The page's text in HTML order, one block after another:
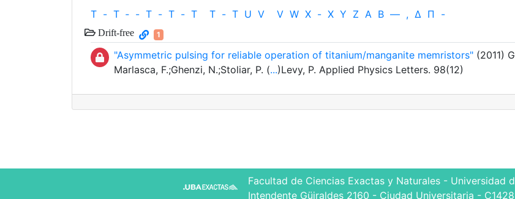
T - T ‐ - T - T - T T - T U V V W X - X Y Z Α Β — , Δ Π -
Drift-free 1
"Asymmetric pulsing for reliable operation of titanium/manganite memristors" (2011)
Marlasca, F.;Ghenzi, N.;Stoliar, P. (...)Levy, P. Applied Physics Letters. 98(12)
Facultad de Ciencias Exactas y Naturales - Universidad
Intendente Güiraldes 2160 - Ciudad Universitaria -